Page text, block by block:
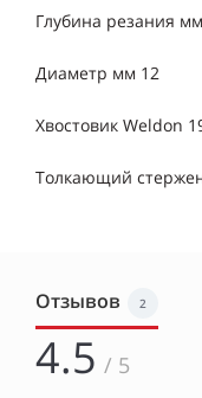
Глубина резания
Диаметр мм 12
Хвостовик Weldon
Толкающий
Отзывов 2
4.5 / 5